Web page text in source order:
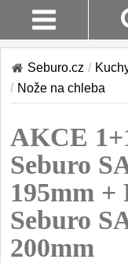
Stav
Objednávky
Platba
Vrácení Do
14 Dnů
Reklamace
KUCHYNĚ
Sady kuchyňských
Šéfkuchařské nože
Univerzální nože
Nože na ovoce a
Santoku nože46
Seburo.cz /
/ Nože na chleba
AKCE
Seburo
195mm +
Seburo
200mm